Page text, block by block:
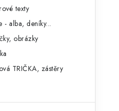
texty
- alba, deníky...
obrázky
TRIČKA, zástěry